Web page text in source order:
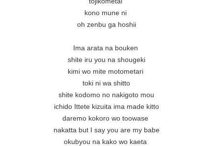
kono mune ni
oh zenbu ga hoshii
Ima arata na bouken
shite iru you na shougeki
kimi wo mite motometari
toki ni wa shitto
shite kodomo no nakigoto mou
ichido Ittete kizuita ima made kitto
daremo kokoro wo toowase
nakatta but I say you are my babe
okubyou na kako wo kaeta